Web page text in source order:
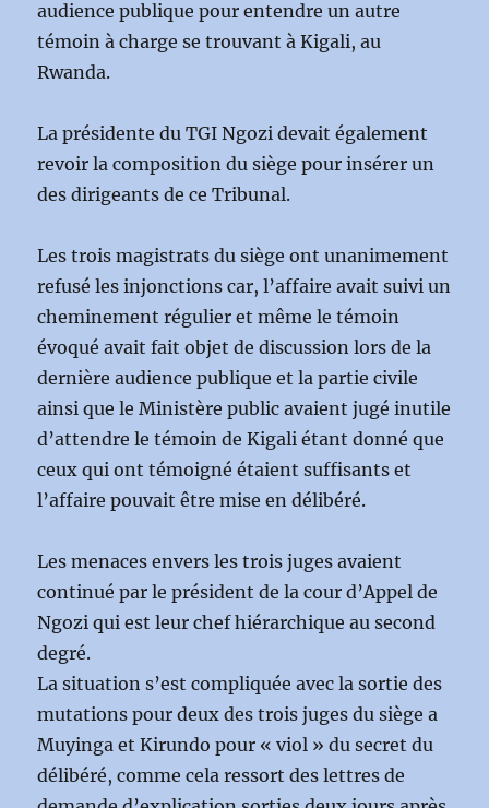
audience publique pour entendre un autre
témoin à charge se trouvant à Kigali, au
Rwanda.
La présidente du TGI Ngozi devait également
revoir la composition du siège pour insérer un
des dirigeants de ce Tribunal.
Les trois magistrats du siège ont unanimement
refusé les injonctions car, l’affaire avait suivi un
cheminement régulier et même le témoin
évoqué avait fait objet de discussion lors de la
dernière audience publique et la partie civile
ainsi que le Ministère public avaient jugé inutile
d’attendre le témoin de Kigali étant donné que
ceux qui ont témoigné étaient suffisants et
l’affaire pouvait être mise en délibéré.
Les menaces envers les trois juges avaient
continué par le président de la cour d’Appel de
Ngozi qui est leur chef hiérarchique au second
degré.
La situation s’est compliquée avec la sortie des
mutations pour deux des trois juges du siège a
Muyinga et Kirundo pour « viol » du secret du
délibéré, comme cela ressort des lettres de